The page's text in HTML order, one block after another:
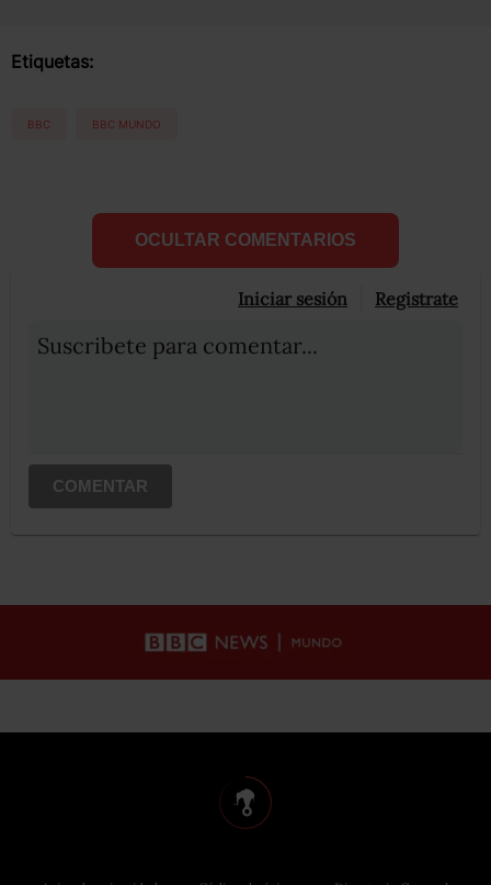
Etiquetas:
BBC BBC MUNDO
OCULTAR COMENTARIOS
Iniciar sesión Registrate
Suscribete para comentar...
COMENTAR